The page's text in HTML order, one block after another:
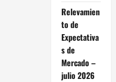
Relevamien
to de
Expectativa
s de
Mercado –
julio 2026